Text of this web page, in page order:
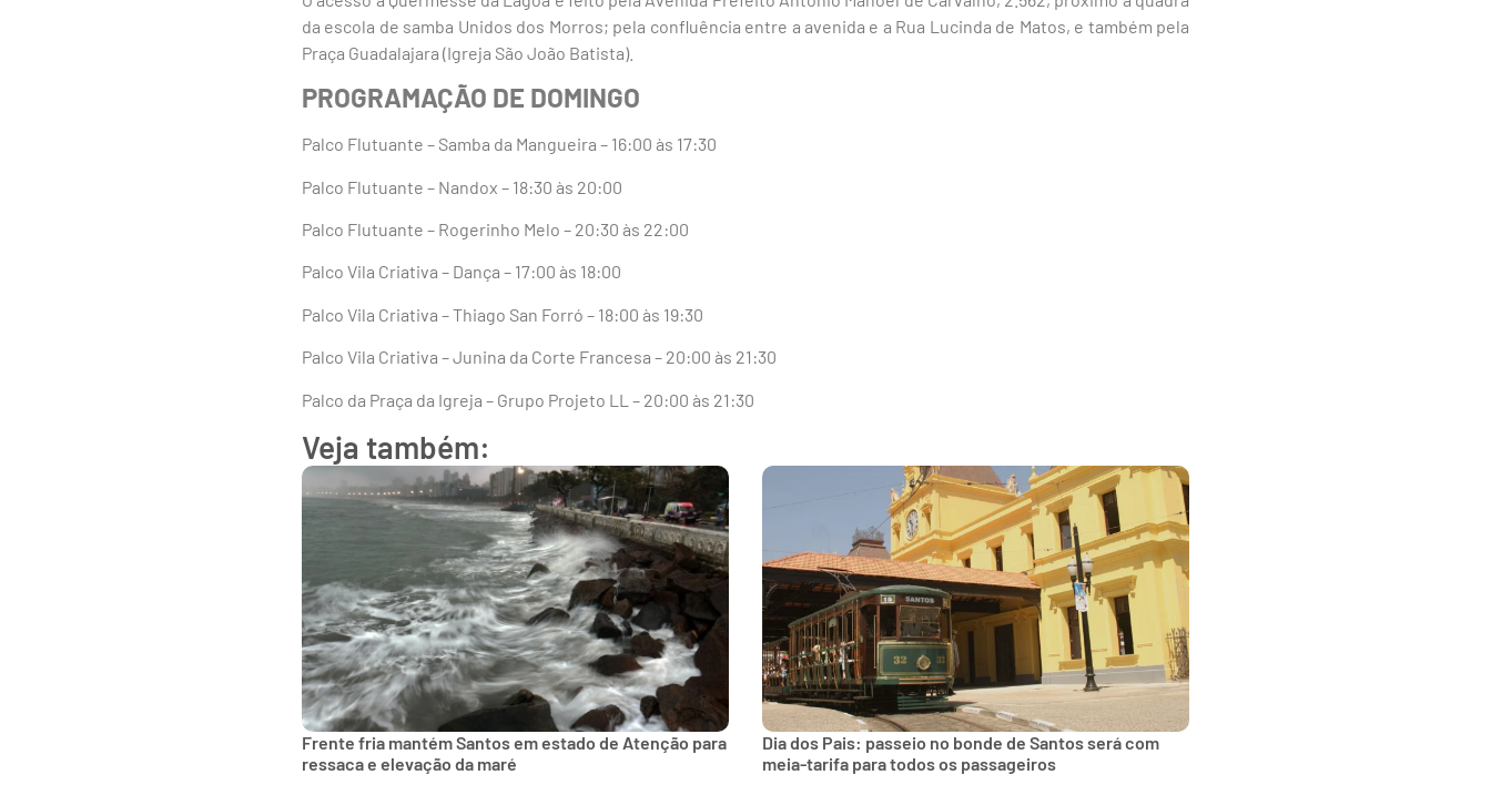
da escola de samba Unidos dos Morros; pela confluência entre a avenida e a Rua Lucinda de Matos, e também pela
Praça Guadalajara (Igreja São João Batista).
PROGRAMAÇÃO DE DOMINGO
Palco Flutuante – Samba da Mangueira – 16:00 às 17:30
Palco Flutuante – Nandox – 18:30 às 20:00
Palco Flutuante – Rogerinho Melo – 20:30 às 22:00
Palco Vila Criativa – Dança – 17:00 às 18:00
Palco Vila Criativa – Thiago San Forró – 18:00 às 19:30
Palco Vila Criativa – Junina da Corte Francesa – 20:00 às 21:30
Palco da Praça da Igreja – Grupo Projeto LL – 20:00 às 21:30
Veja também:
Frente fria mantém Santos em estado de Atenção para
ressaca e elevação da maré
Dia dos Pais: passeio no bonde de Santos será com
meia-tarifa para todos os passageiros